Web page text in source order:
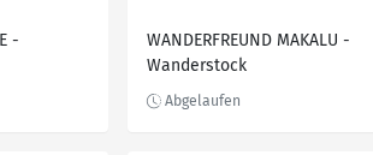
-
WANDERFREUND MAKALU -
Wanderstock